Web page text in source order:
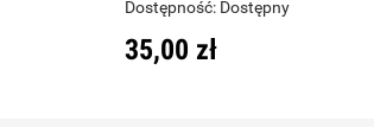
Dostępność: Dostępny
35,00 zł